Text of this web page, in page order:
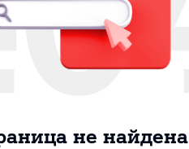
не найдена